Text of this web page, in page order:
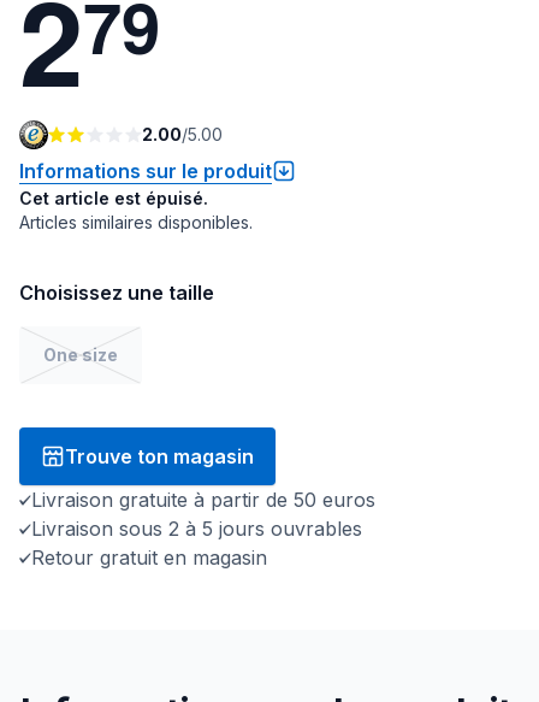
279
2.00/5.00
Informations sur le produit
Cet article est épuisé.
Articles similaires disponibles.
Choisissez une taille
One size
Trouve ton magasin
Livraison gratuite à partir de 50 euros
Livraison sous 2 à 5 jours ouvrables
Retour gratuit en magasin